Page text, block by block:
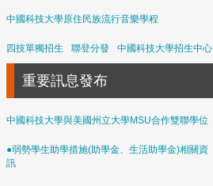
中國科技大學原住民族流行音樂學程
四技單獨招生 聯登分發 中國科技大學招生中心
重要訊息發布
中國科技大學與美國州立大學MSU合作雙聯學位
●弱勢學生助學措施(助學金、生活助學金)相關資
訊